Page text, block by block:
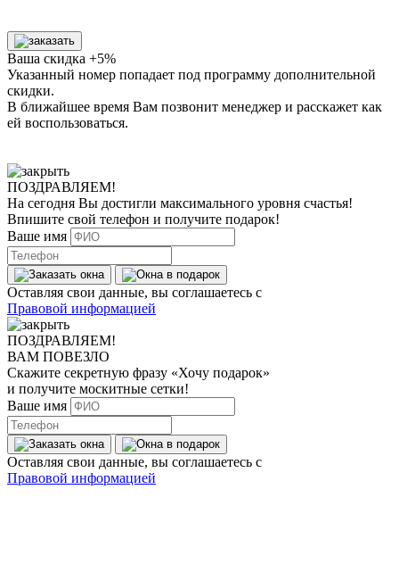
Ваша скидка +5%
Указанный номер попадает под программу дополнительной
скидки.
В ближайшее время Вам позвонит менеджер и расскажет как
ей воспользоваться.
ПОЗДРАВЛЯЕМ!
На сегодня Вы достигли максимального уровня счастья!
Впишите свой телефон и получите подарок!
Ваше имя
Оставляя свои данные, вы соглашаетесь с
Правовой информацией
ПОЗДРАВЛЯЕМ!
ВАМ ПОВЕЗЛО
Скажите секретную фразу «Хочу подарок»
и получите москитные сетки!
Ваше имя
Оставляя свои данные, вы соглашаетесь с
Правовой информацией